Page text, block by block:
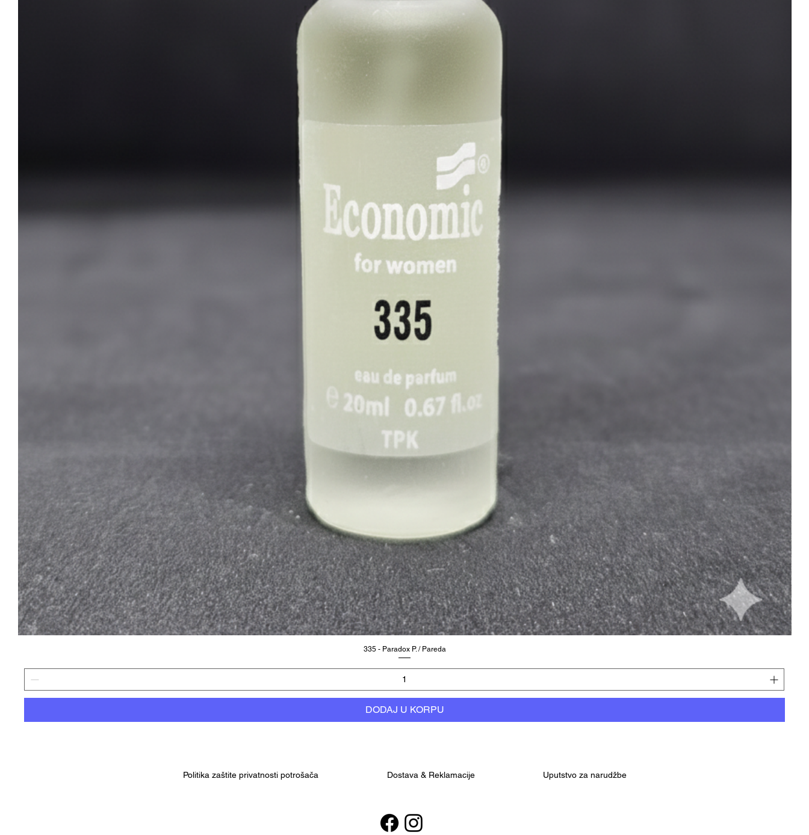
335 - Paradox P. / Pareda
DODAJ U KORPU
Politika zaštite privatnosti potrošača Dostava & Reklamacije Uputstvo za narudžbe